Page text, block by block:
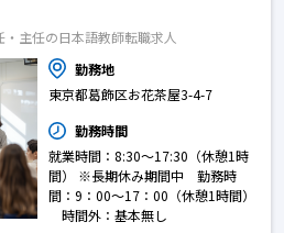
主任の日本語教師転職求人
勤務地
東京都葛飾区お花茶屋3-4-7
勤務時間
就業時間：8:30～17:30（休憩1時
間） ※長期休み期間中 勤務時
間：9：00～17：00（休憩1時間）
時間外：基本無し